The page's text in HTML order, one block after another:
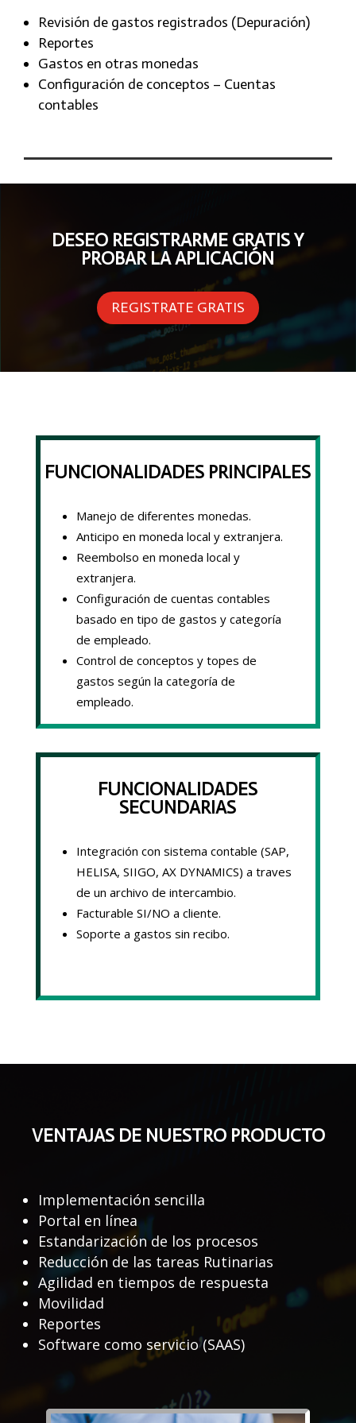
Revisión de gastos registrados (Depuración)
Reportes
Gastos en otras monedas
Configuración de conceptos – Cuentas
contables
DESEO REGISTRARME GRATIS Y
PROBAR LA APLICACIÓN
REGISTRATE GRATIS
FUNCIONALIDADES PRINCIPALES
Manejo de diferentes monedas.
Anticipo en moneda local y extranjera.
Reembolso en moneda local y
extranjera.
Configuración de cuentas contables
basado en tipo de gastos y categoría
de empleado.
Control de conceptos y topes de
gastos según la categoría de
empleado.
FUNCIONALIDADES
SECUNDARIAS
Integración con sistema contable (SAP,
HELISA, SIIGO, AX DYNAMICS) a traves
de un archivo de intercambio.
Facturable SI/NO a cliente.
Soporte a gastos sin recibo.
VENTAJAS DE NUESTRO PRODUCTO
Implementación sencilla
Portal en línea
Estandarización de los procesos
Reducción de las tareas Rutinarias
Agilidad en tiempos de respuesta
Movilidad
Reportes
Software como servicio (SAAS)